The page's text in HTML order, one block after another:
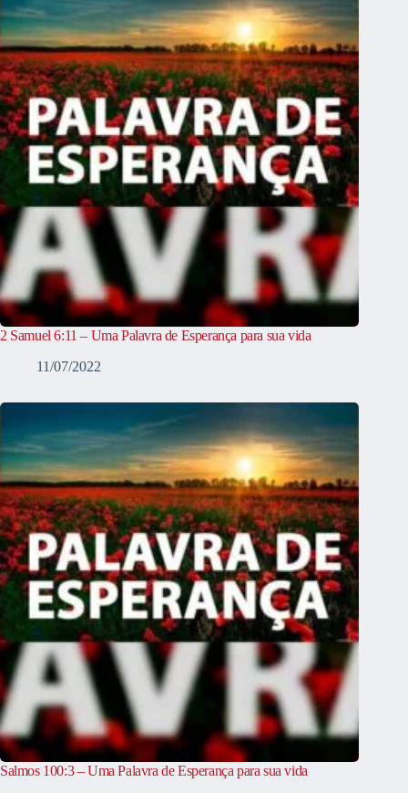
2 Samuel 6:11 – Uma Palavra de Esperança para sua vida
11/07/2022
Salmos 100:3 – Uma Palavra de Esperança para sua vida